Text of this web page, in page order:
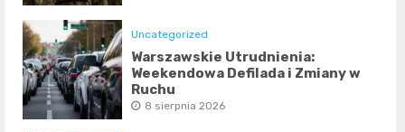
Uncategorized
Warszawskie Utrudnienia:
Weekendowa Defilada i Zmiany w
Ruchu
8 sierpnia 2026